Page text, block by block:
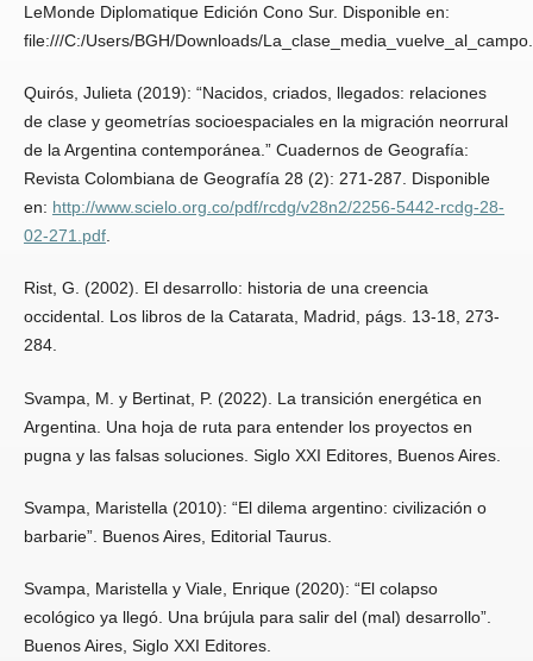
LeMonde Diplomatique Edición Cono Sur. Disponible en:
file:///C:/Users/BGH/Downloads/
Quirós, Julieta (2019): “Nacidos, criados, llegados: relaciones
de clase y geometrías socioespaciales en la migración neorrural
de la Argentina contemporánea.” Cuadernos de Geografía:
Revista Colombiana de Geografía 28 (2): 271-287. Disponible
en: http://www.scielo.org.co/pdf/rcdg/v28n2/2256-5442-rcdg-28-
02-271.pdf.
Rist, G. (2002). El desarrollo: historia de una creencia
occidental. Los libros de la Catarata, Madrid, págs. 13-18, 273-
284.
Svampa, M. y Bertinat, P. (2022). La transición energética en
Argentina. Una hoja de ruta para entender los proyectos en
pugna y las falsas soluciones. Siglo XXI Editores, Buenos Aires.
Svampa, Maristella (2010): “El dilema argentino: civilización o
barbarie”. Buenos Aires, Editorial Taurus.
Svampa, Maristella y Viale, Enrique (2020): “El colapso
ecológico ya llegó. Una brújula para salir del (mal) desarrollo”.
Buenos Aires, Siglo XXI Editores.